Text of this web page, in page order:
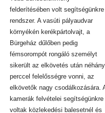
felderítésében volt
rendszer. A vasúti pályaudvar
környékén kerékpártolvajt, a
Bürgeház dűlőben pedig
fémsorompót rongáló személyt
sikerült az elkövetés után néhány
perccel felelősségre vonni, az
elkövetők nagy csodálkozására.
kamerák felvételei segítségünkre
voltak közlekedési balesetnél és